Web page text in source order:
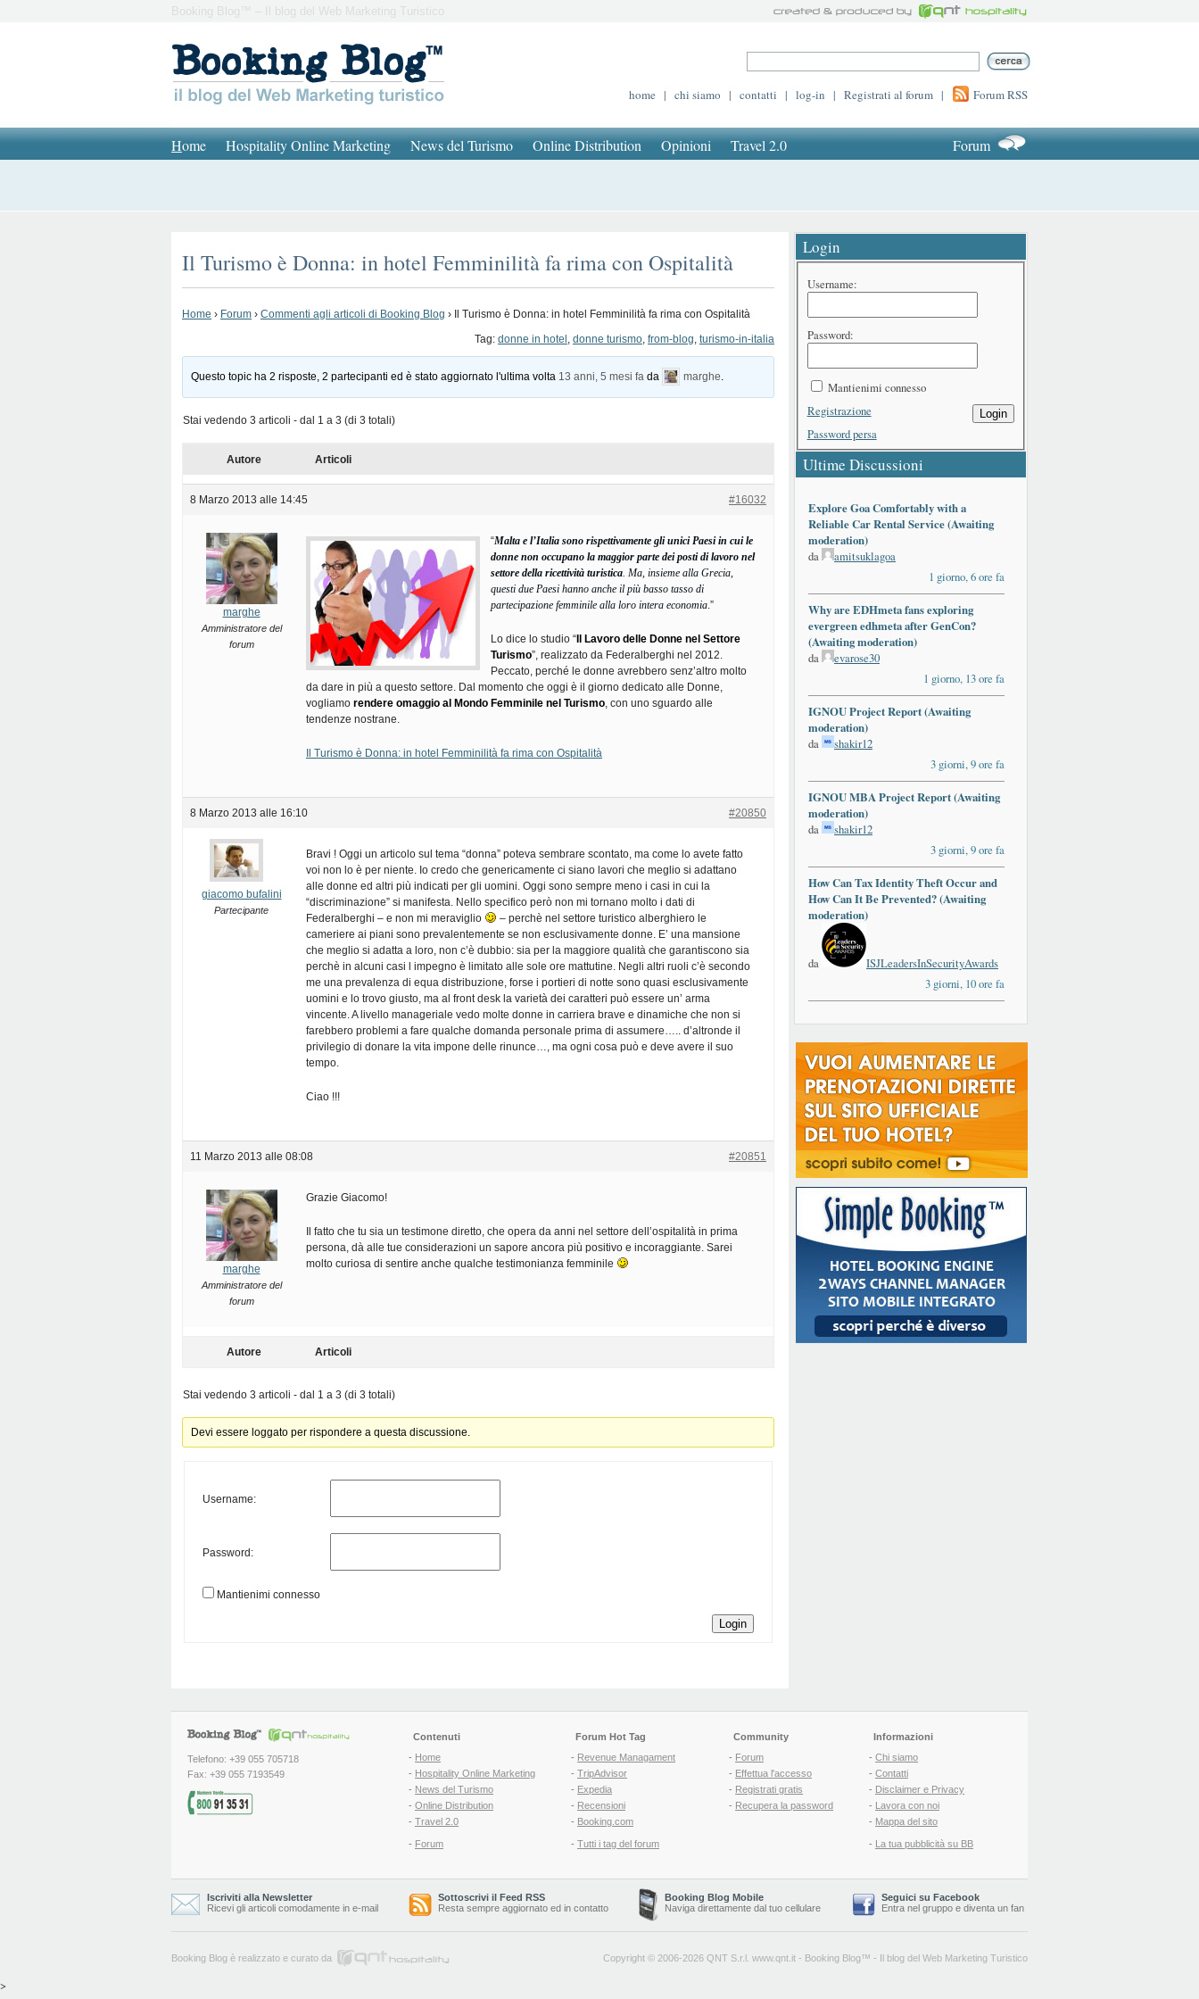
Booking Blog™ – Il blog del Web Marketing Turistico
home | chi siamo | contatti | log-in | Registrati al forum | Forum RSS
Home Hospitality Online Marketing News del Turismo Online Distribution Opinioni Travel 2.0 Forum
Il Turismo è Donna: in hotel Femminilità fa rima con Ospitalità
Home › Forum › Commenti agli articoli di Booking Blog ›
Il Turismo è Donna: in hotel Femminilità fa rima con Ospitalità
Tag: donne in hotel , donne turismo, from-blog, turismo-in-italia
Questo topic ha 2 risposte, 2 partecipanti ed è stato aggiornato l'ultima volta 13 anni, 5 mesi fa da marghe
Stai vedendo 3 articoli - dal 1 a 3 (di 3 totali)
Autore Articoli
8 Marzo 2013 alle 14:45 #16032
marghe
Amministratore del
forum
“Malta e l’Italia sono rispettivamente gli unici Paesi in cui le
donne non occupano la maggior parte dei posti di lavoro nel
settore della ricettività turistica. Ma, insieme alla Grecia,
questi due Paesi hanno anche il più basso tasso di
partecipazione femminile alla loro intera economia.”
Lo dice lo studio “ Il Lavoro delle Donne nel Settore
Turismo”, realizzato da Federalberghi nel 2012.
Peccato, perché le donne avrebbero senz’altro molto
da dare in più a questo settore. Dal momento che oggi è il giorno dedicato alle Donne,
vogliamo rendere omaggio al Mondo Femminile nel Turismo, con uno sguardo alle
tendenze nostrane.
Il Turismo è Donna: in hotel Femminilità fa rima con Ospitalità
8 Marzo 2013 alle 16:10 #20850
giacomo bufalini
Partecipante
Bravi ! Oggi un articolo sul tema “donna” poteva sembrare scontato, ma come lo avete fatto
voi non lo è per niente. Io credo che genericamente ci siano lavori che meglio si adattano
alle donne ed altri più indicati per gli uomini. Oggi sono sempre meno i casi in cui la
“discriminazione” si manifesta. Nello specifico però non mi tornano molto i dati di
Federalberghi – e non mi meraviglio
– perchè nel settore turistico alberghiero le
cameriere ai piani sono prevalentemente se non esclusivamente donne. E’ una mansione
che meglio si adatta a loro, non c’è dubbio: sia per la maggiore qualità che garantiscono sia
perchè in alcuni casi l impegno è limitato alle sole ore mattutine. Negli altri ruoli c’è secondo
me una prevalenza di equa distribuzione, forse i portieri di notte sono quasi esclusivamente
uomini e lo trovo giusto, ma al front desk la varietà dei caratteri può essere un’ arma
vincente. A livello manageriale vedo molte donne in carriera brave e dinamiche che non si
farebbero problemi a fare qualche domanda personale prima di assumere….. d’altronde il
privilegio di donare la vita impone delle rinunce…, ma ogni cosa può e deve avere il suo
tempo.
Ciao !!!
11 Marzo 2013 alle 08:08 #20851
marghe
Amministratore del
forum
Grazie Giacomo!
Il fatto che tu sia un testimone diretto, che opera da anni nel settore dell’ospitalità in prima
persona, dà alle tue considerazioni un sapore ancora più positivo e incoraggiante. Sarei
molto curiosa di sentire anche qualche testimonianza femminile
Autore Articoli
Stai vedendo 3 articoli - dal 1 a 3 (di 3 totali)
Devi essere loggato per rispondere a questa discussione.
Username:
Password:
Mantienimi connesso
Login
Login
Username:
Password:
Mantienimi connesso
Login
Registrazione
Password persa
Ultime Discussioni
Explore Goa Comfortably with a
Reliable Car Rental Service (Awaiting
moderation)
da
amitsuklagoa
1 giorno, 6 ore fa
Why are EDHmeta fans exploring
evergreen edhmeta after GenCon?
(Awaiting moderation)
da
evarose30
1 giorno, 13 ore fa
IGNOU Project Report (Awaiting
moderation)
da
shakir12
3 giorni, 9 ore fa
IGNOU MBA Project Report (Awaiting
moderation)
da
shakir12
3 giorni, 9 ore fa
How Can Tax Identity Theft Occur and
How Can It Be Prevented? (Awaiting
moderation)
da
ISJLeadersInSecurityAwards
3 giorni, 10 ore fa
Telefono: +39 055 705718
Fax: +39 055 7193549
Contenuti
- Home
- Hospitality Online Marketing
- News del Turismo
- Online Distribution
- Travel 2.0
- Forum
Forum Hot Tag
- Revenue Managament
- TripAdvisor
- Expedia
- Recensioni
- Booking.com
- Tutti i tag del forum
Community
- Forum
- Effettua l'accesso
- Registrati gratis
- Recupera la password
Informazioni
- Chi siamo
- Contatti
- Disclaimer e Privacy
- Lavora con noi
- Mappa del sito
- La tua pubblicità su BB
Iscriviti alla Newsletter
Ricevi gli articoli comodamente in e-mail
Sottoscrivi il Feed RSS
Resta sempre aggiornato ed in contatto
Booking Blog Mobile
Naviga direttamente dal tuo cellulare
Seguici su Facebook
Entra nel gruppo e diventa un fan
Booking Blog è realizzato e curato da Copyright © 2006-2026 QNT S.r.l. www.qnt.it - Booking Blog™ - Il blog del Web Marketing Turistico
>